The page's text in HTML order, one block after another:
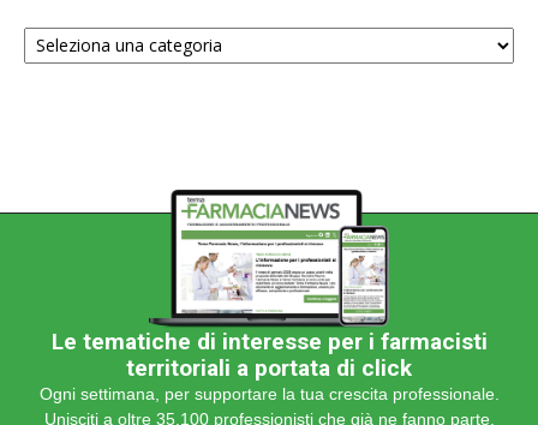
Scegli
una
Le tematiche di interesse per i farmacisti
territoriali a portata di click
Ogni settimana, per supportare la tua crescita professionale.
Unisciti a oltre 35.100 professionisti che già ne fanno parte.